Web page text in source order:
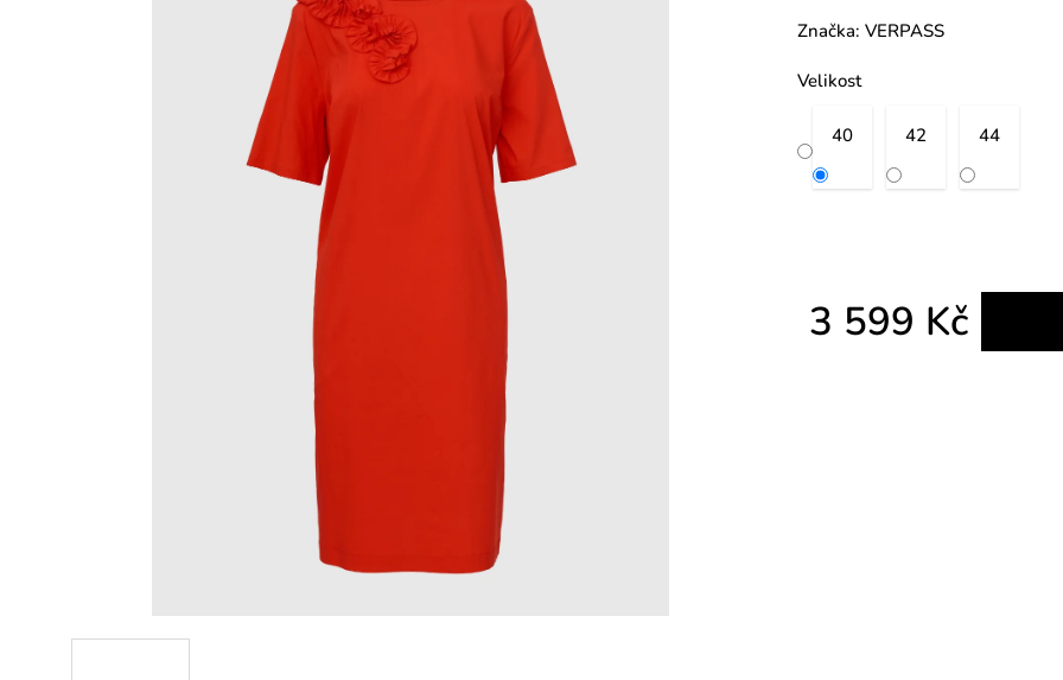
Značka: VERPASS
Velikost
40 42 44
3 599 Kč